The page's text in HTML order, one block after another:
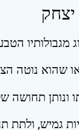
שהוא נוטה
תחושה
גמיש, ולתת